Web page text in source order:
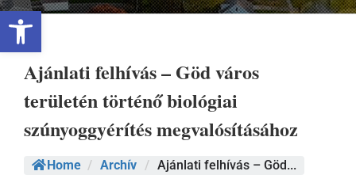
Eszköztár megnyitása
Ajánlati felhívás – Göd város
területén történő biológiai
szúnyoggyérítés megvalósításához
Home / Archív / Ajánlati felhívás – Göd...